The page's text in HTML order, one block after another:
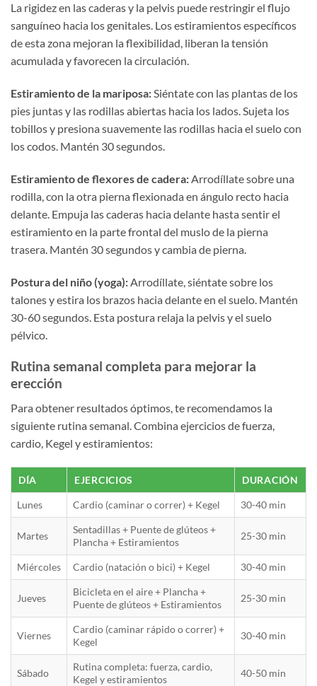
La rigidez en las caderas y la pelvis puede restringir el flujo
sanguíneo hacia los genitales. Los estiramientos específicos
de esta zona mejoran la flexibilidad, liberan la tensión
acumulada y favorecen la circulación.
Estiramiento de la mariposa:Siéntate con las plantas de los
pies juntas y las rodillas abiertas hacia los lados. Sujeta los
tobillos y presiona suavemente las rodillas hacia el suelo con
los codos. Mantén 30 segundos.
Estiramiento de flexores de cadera: Arrodíllate sobre una
rodilla, con la otra pierna flexionada en ángulo recto hacia
delante. Empuja las caderas hacia delante hasta sentir el
estiramiento en la parte frontal del muslo de la pierna
trasera. Mantén 30 segundos y cambia de pierna.
Postura del niño (yoga): Arrodíllate, siéntate sobre los
talones y estira los brazos hacia delante en el suelo. Mantén
30-60 segundos. Esta postura relaja la pelvis y el suelo
pélvico.
Rutina semanal completa para mejorar la
erección
Para obtener resultados óptimos, te recomendamos la
siguiente rutina semanal. Combina ejercicios de fuerza,
cardio, Kegel y estiramientos:
DÍA EJERCICIOS DURACIÓN
Lunes Cardio (caminar o correr) + Kegel 30-40 min
Martes
Sentadillas + Puente de glúteos +
Plancha + Estiramientos
25-30 min
Miércoles Cardio (natación o bici) + Kegel 30-40 min
Jueves
Bicicleta en el aire + Plancha +
Puente de glúteos + Estiramientos
25-30 min
Viernes
Cardio (caminar rápido o correr) +
Kegel
30-40 min
Sábado
Rutina completa: fuerza, cardio,
Kegel y estiramientos
40-50 min